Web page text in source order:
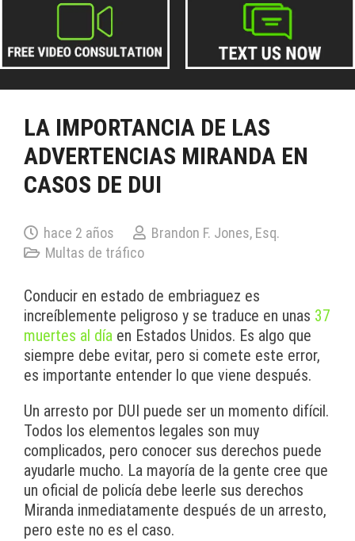
LA IMPORTANCIA DE LAS
ADVERTENCIAS MIRANDA EN
CASOS DE DUI
hace 2 años
Brandon F. Jones, Esq.
Multas de tráfico
Conducir en estado de embriaguez es
increíblemente peligroso y se traduce en unas 37
muertes al día en Estados Unidos. Es algo que
siempre debe evitar, pero si comete este error,
es importante entender lo que viene después.
Un arresto por DUI puede ser un momento difícil.
Todos los elementos legales son muy
complicados, pero conocer sus derechos puede
ayudarle mucho. La mayoría de la gente cree que
un oficial de policía debe leerle sus derechos
Miranda inmediatamente después de un arresto,
pero este no es el caso.